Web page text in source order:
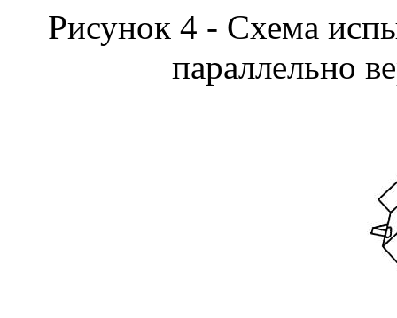
Рисунок 4 - Схема
параллельно